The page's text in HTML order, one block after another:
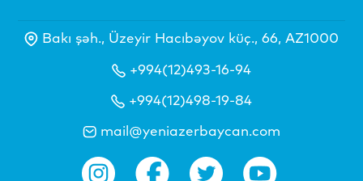
Bakı şəh., Üzeyir Hacıbəyov küç., 66, AZ1000
+994(12)493-16-94
+994(12)498-19-84
mail@yeniazerbaycan.com